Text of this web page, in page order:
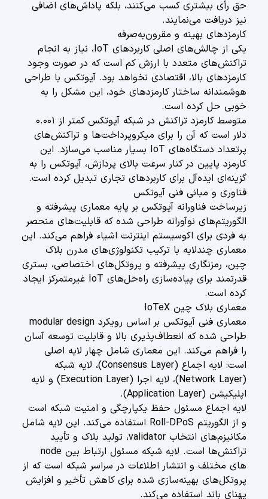
حق رأی بیشتری کسب می‌کنند، بلکه پاداش‌های اضافی
نیز دریافت می‌نمایند.
کارمزدهای بهینه و مقرون‌به‌صرفه
یکی از چالش‌های اصلی کاربردهای IoT، نیاز به انجام
تراکنش‌های متعدد با ارزش کم است که در صورت وجود
کارمزدهای بالا، اقتصادی نخواهد بود. آیوتکس با طراحی
هوشمندانه ساختار کارمزدهای خود، این مشکل را به
خوبی حل کرده است.
متوسط کارمزد تراکنش در شبکه آیوتکس کمتر از ۰.۰۰۱
دلار است که آن را برای میکروپرداخت‌ها و تراکنش‌های
پرتعداد دستگاه‌های IoT بسیار مناسب می‌سازد. این
کارمزد پایین در کنار سرعت بالای پردازش، آیوتکس را به
گزینه‌ای ایده‌آل برای کاربردهای تجاری تبدیل کرده است.
فناوری و مبانی فنی آیوتکس
زیرساخت فناورانه آیوتکس بر پایه معماری پیشرفته و
الگوریتم‌های نوآورانه طراحی شده که قابلیت‌های منحصر
به فردی برای اکوسیستم اینترنت اشیاء فراهم می‌کند. این
معماری چندلایه با ترکیب تکنولوژی‌های مدرن بلاک
چین، رمزنگاری پیشرفته و پروتکل‌های اختصاصی، بستری
قدرتمند برای پیاده‌سازی راه‌حل‌های IoT غیرمتمرکز ایجاد
کرده است.
معماری بلاک چین IoTeX
معماری فنی آیوتکس بر اساس رویکرد modular design
طراحی شده که انعطاف‌پذیری بالا و قابلیت توسعه آسان
را فراهم می‌کند. این معماری شامل چهار لایه اصلی
است: لایه اجماع (Consensus Layer)، لایه شبکه
(Network Layer)، لایه اجرا (Execution Layer) و لایه
اپلیکیشن (Application Layer).
لایه اجماع مسئول حفظ یکپارچگی و امنیت شبکه است
و از الگوریتم Roll-DPoS استفاده می‌کند. این لایه شامل
مکانیزم‌های انتخاب validator، تولید بلاک و تأیید
تراکنش‌ها است. لایه شبکه مسئول ارتباط بین node
های مختلف و انتشار اطلاعات در سراسر شبکه است که از
پروتکل‌های بهینه‌سازی شده برای کاهش تأخیر و افزایش
پهنای باند استفاده می‌کند.